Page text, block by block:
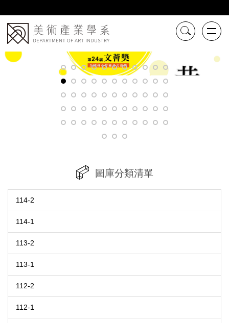
到
主
要
內
容
圖庫分類清單
114-2
114-1
113-2
113-1
112-2
112-1